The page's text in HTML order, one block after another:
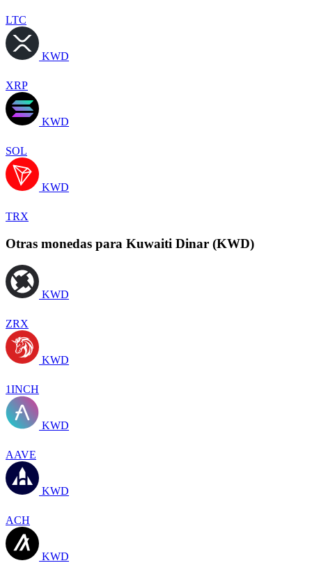
LTC
KWD
XRP
KWD
SOL
KWD
TRX
Otras monedas para Kuwaiti Dinar (KWD)
KWD
ZRX
KWD
1INCH
KWD
AAVE
KWD
ACH
KWD